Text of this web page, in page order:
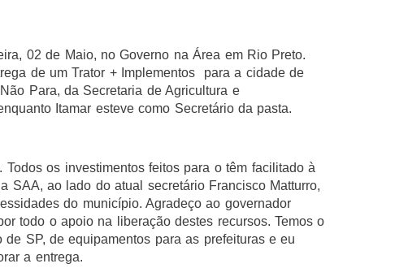
02 de Maio, no Governo na Área em Rio Preto.
de um Trator + Implementos para a cidade de
Para, da Secretaria de Agricultura e
Itamar esteve como Secretário da pasta.
os investimentos feitos para o têm facilitado à
SAA, ao lado do atual secretário Francisco Matturro,
do município. Agradeço ao governador
todo o apoio na liberação destes recursos. Temos o
SP, de equipamentos para as prefeituras e eu
a entrega.